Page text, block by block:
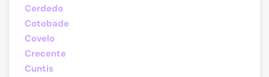
Cerdedo
Cotobade
Covelo
Crecente
Cuntis